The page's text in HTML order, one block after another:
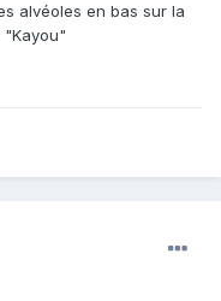
alvéoles en bas sur la
"Kayou"